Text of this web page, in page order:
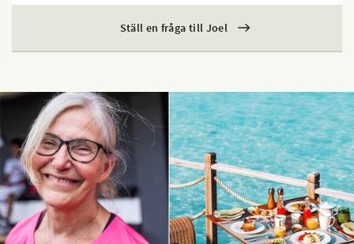
Ställ en fråga till Joel